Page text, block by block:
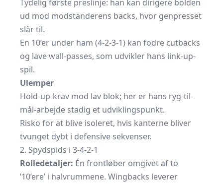
Tydelig første preslinje: han kan dirigere bolden
ud mod modstanderens backs, hvor genpresset
slår til.
En 10’er under ham (4-2-3-1) kan fodre cutbacks
og lave wall-passes, som udvikler hans link-up-
spil.
Ulemper
Hold-up-krav mod lav blok; her er hans ryg-til-
mål-arbejde stadig et udviklingspunkt.
Risko for at blive isoleret, hvis kanterne bliver
tvunget dybt i defensive sekvenser.
2. Spydspids i 3-4-2-1
Rolledetaljer: Én frontløber omgivet af to
’10’ere’ i halvrummene. Wingbacks leverer